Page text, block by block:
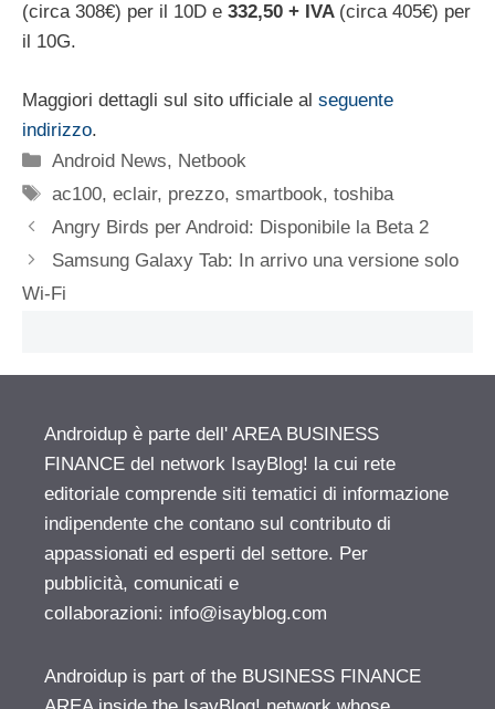
(circa 308€) per il 10D e 332,50 + IVA (circa 405€) per
il 10G.
Maggiori dettagli sul sito ufficiale al seguente
indirizzo.
Categorie
Android News, Netbook
Tag
ac100,eclair, prezzo,smartbook,toshiba
Angry Birds per Android: Disponibile la Beta 2
Samsung Galaxy Tab: In arrivo una versione solo
Wi-Fi
Androidup è parte dell' AREA BUSINESS
FINANCE del network IsayBlog! la cui rete
editoriale comprende siti tematici di informazione
indipendente che contano sul contributo di
appassionati ed esperti del settore. Per
pubblicità, comunicati e
collaborazioni: info@isayblog.com
Androidup is part of the BUSINESS FINANCE